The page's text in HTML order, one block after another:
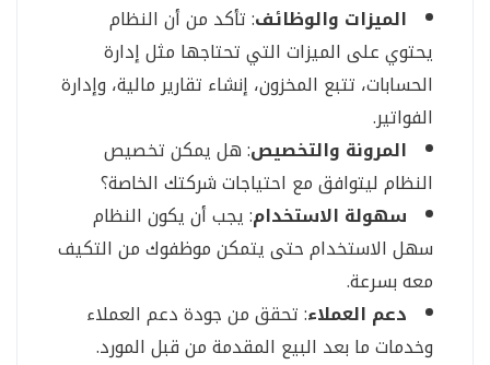
الميزات والوظائف: تأكد من أن النظام
يحتوي على الميزات التي تحتاجها مثل إدارة
الحسابات، تتبع المخزون، إنشاء تقارير مالية، وإدارة
الفواتير.
المرونة والتخصيص: هل يمكن تخصيص
النظام ليتوافق مع احتياجات شركتك الخاصة؟
سهولة الاستخدام: يجب أن يكون النظام
سهل الاستخدام حتى يتمكن موظفوك من التكيف
معه بسرعة.
دعم العملاء: تحقق من جودة دعم العملاء
وخدمات ما بعد البيع المقدمة من قبل المورد.